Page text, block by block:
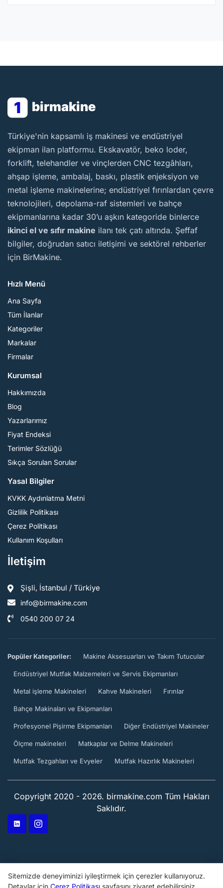
1 birmakine
BirMakine
Türkiye'nin kapsamlı iş makinesi ve endüstriyel
ekipman ilan platformu. Ekskavatör, beko loder,
forklift, telehandler ve vinçlerden CNC tezgâhları,
ahşap işleme, ambalaj, baskı, plastik enjeksiyon ve
metal işleme makinelerine; endüstriyel fırınlardan çevre
teknolojileri, depolama-raf sistemleri ve bahçe
ekipmanlarına kadar 30’u aşkın kategoride binlerce
ikinci el ve sıfır makine ilanı tek çatı altında. Şeffaf
bilgiler, doğrudan satıcı iletişimi ve sektörel rehberler
için BirMakine.
Hızlı Menü
Ana Sayfa
Tüm İlanlar
Kategoriler
Markalar
Firmalar
Kurumsal
Hakkımızda
Blog
Yazarlarımız
Fiyat Endeksi
Terimler Sözlüğü
Sıkça Sorulan Sorular
Yasal Bilgiler
KVKK Aydınlatma Metni
Gizlilik Politikası
Çerez Politikası
Kullanım Koşulları
İletişim
Şişli, İstanbul / Türkiye
info@birmakine.com
0540 200 07 24
Popüler Kategoriler: Makine Aksesuarları ve Takım Tutucular
Endüstriyel Mutfak Malzemeleri ve Servis Ekipmanları
Metal işleme Makineleri Kahve Makineleri Fırınlar
Bahçe Makinaları ve Ekipmanları
Profesyonel Pişirme Ekipmanları Diğer Endüstriyel Makineler
Ölçme makineleri Matkaplar ve Delme Makineleri
Mutfak Tezgahları ve Evyeler Mutfak Hazırlık Makineleri
Copyright 2020 - 2026. birmakine.com Tüm Hakları
Saklıdır.
Sitemizde deneyiminizi iyileştirmek için çerezler kullanıyoruz.
Detaylar için Çerez Politikası sayfasını ziyaret edebilirsiniz.